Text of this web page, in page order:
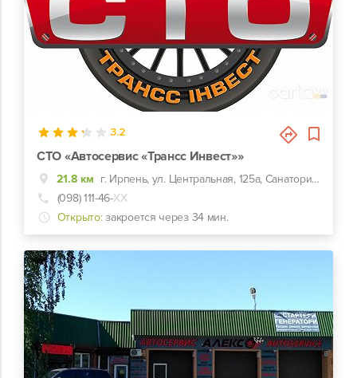
3.2
СТО «Автосервис «Трансс Инвест»»
21.8 км
г. Ирпень, ул. Центральная, 125а, Санаторий дубки ,БУДДВОР
(098) 111-46-ХХ
Открыто: закроется через 34 мин.